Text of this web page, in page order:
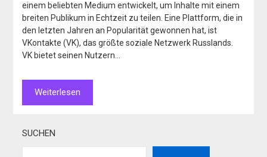
einem beliebten Medium entwickelt, um Inhalte mit einem
breiten Publikum in Echtzeit zu teilen. Eine Plattform, die in
den letzten Jahren an Popularität gewonnen hat, ist
VKontakte (VK), das größte soziale Netzwerk Russlands.
VK bietet seinen Nutzern…
Weiterlesen
SUCHEN